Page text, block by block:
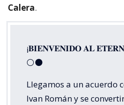
Calera.
¡𝐁𝐈𝐄𝐍𝐕𝐄𝐍𝐈𝐃𝐎 𝐀𝐋
⚪⚫
Llegamos a un acuerdo
Ivan Román y se